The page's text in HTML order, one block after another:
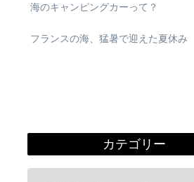
海のキャンピングカーって？
フランスの海、猛暑で迎えた夏休み
カテゴリー